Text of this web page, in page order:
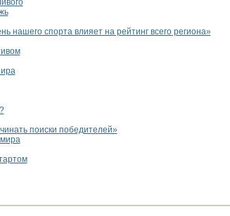
спорта влияет на рейтинг всего региона»
поиски победителей»